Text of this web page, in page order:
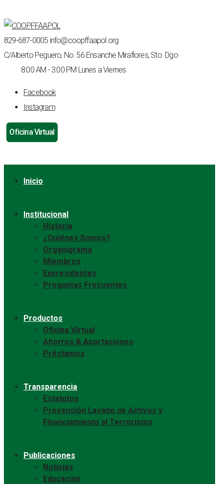
829-687-0005 info@coopffaapol.org
C/Alberto Peguero, No. 56 Ensanche Miraflores, Sto. Dgo
8:00 AM - 3:00 PM Lunes a Viernes
Facebook
Instagram
Oficina Virtual
Inicio
Institucional
Historia
¿Quiénes Somos?
Organigrama
Miembros
Expresidentes
Preguntas Frecuentes
Productos
Oficina Virtual
Ahorros & Aportaciones
Préstamos
Transparencia
Estatutos
Prevención Lavado de Activos y
Financiamiento al Terrorismo
Publicaciones
Noticias
Educación